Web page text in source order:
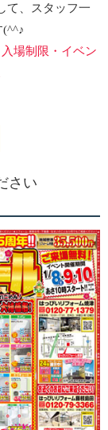
て、スタッフ一
場制限・イベン
さい